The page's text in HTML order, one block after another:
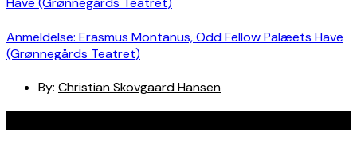
Anmeldelse: Erasmus Montanus, Odd Fellow Palæets Have
(Grønnegårds Teatret)
By: Christian Skovgaard Hansen